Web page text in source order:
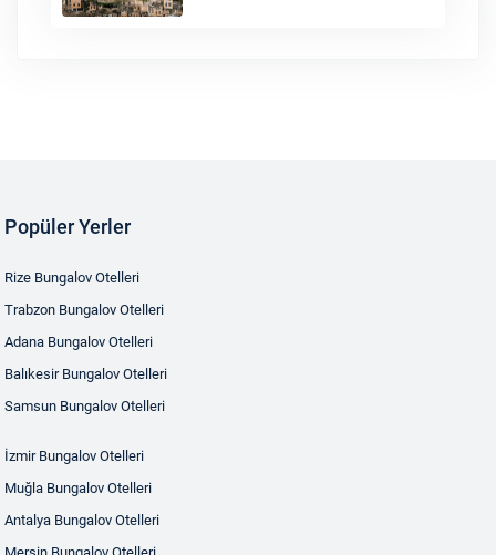
Popüler Yerler
Rize Bungalov Otelleri
Trabzon Bungalov Otelleri
Adana Bungalov Otelleri
Balıkesir Bungalov Otelleri
Samsun Bungalov Otelleri
İzmir Bungalov Otelleri
Muğla Bungalov Otelleri
Antalya Bungalov Otelleri